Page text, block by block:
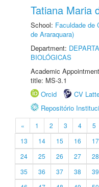
Tatiana Maria
School: Faculdade de
de Araraquara)
Department:
BIOLÓGICAS
Academic
title: MS-3.1
Orcid
CV
Repositório
« 1 2 3 4 5
13
14 15 16 17
24
25 26 27 28
35
36 37 38 39